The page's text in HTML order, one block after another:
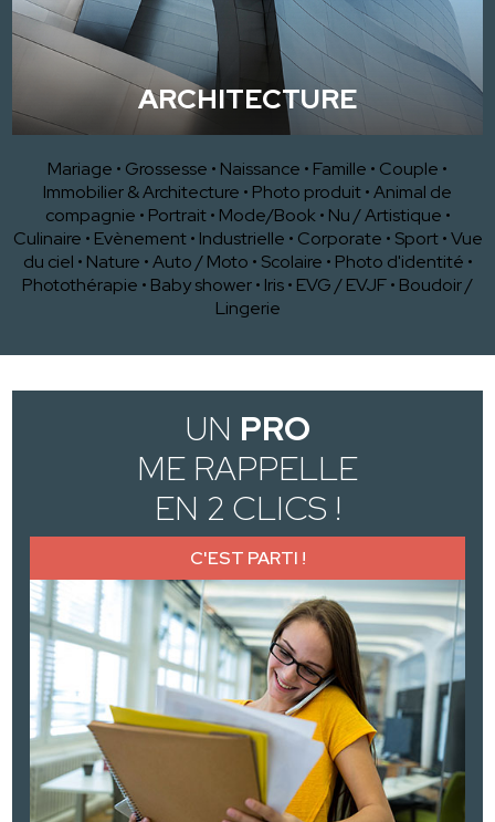
ARCHITECTURE
Mariage • Grossesse • Naissance • Famille • Couple •
Immobilier & Architecture • Photo produit•Animal de
compagnie • Portrait • Mode/Book • Nu / Artistique •
Culinaire • Evènement • Industrielle • Corporate • Sport •Vue
du ciel • Nature •Auto / Moto • Scolaire • Photo d'identité •
Photothérapie • Baby shower• Iris• EVG / EVJF• Boudoir /
Lingerie
UN PRO
ME RAPPELLE
EN 2 CLICS !
C'EST PARTI !